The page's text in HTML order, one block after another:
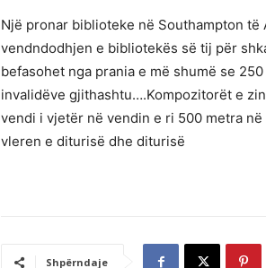
Një pronar biblioteke në Southampton
vendndodhjen e bibliotekës së tij për
befasohet nga prania e më shumë se
invalidëve gjithashtu….Kompozitorët e
vendi i vjetër në vendin e ri 500 metra
vleren e diturisë dhe diturisë
Shpërndaje